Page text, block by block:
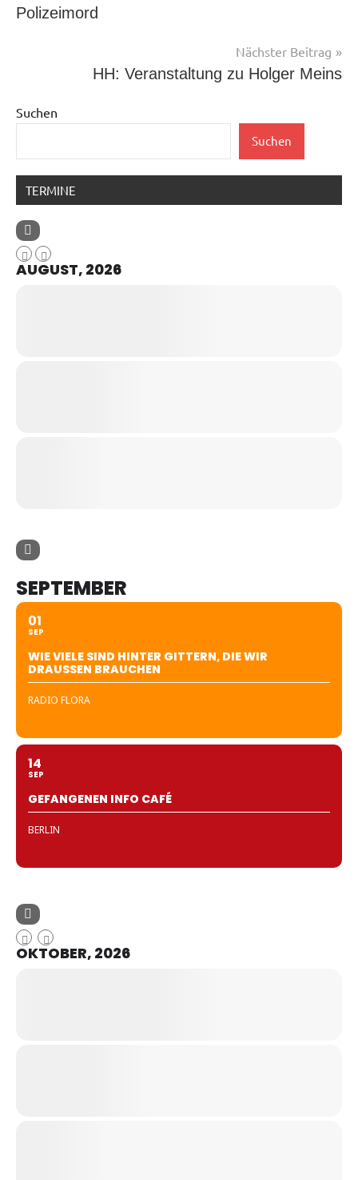
Polizeimord
Nächster Beitrag
HH: Veranstaltung zu Holger Meins
Suchen
Suchen
TERMINE
AUGUST, 2026
SEPTEMBER
01
SEP
WIE VIELE SIND HINTER GITTERN, DIE WIR
DRAUSSEN BRAUCHEN
RADIO FLORA
14
SEP
GEFANGENEN INFO CAFÉ
BERLIN
OKTOBER, 2026